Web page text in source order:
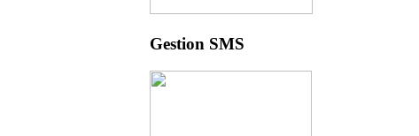
Gestion SMS